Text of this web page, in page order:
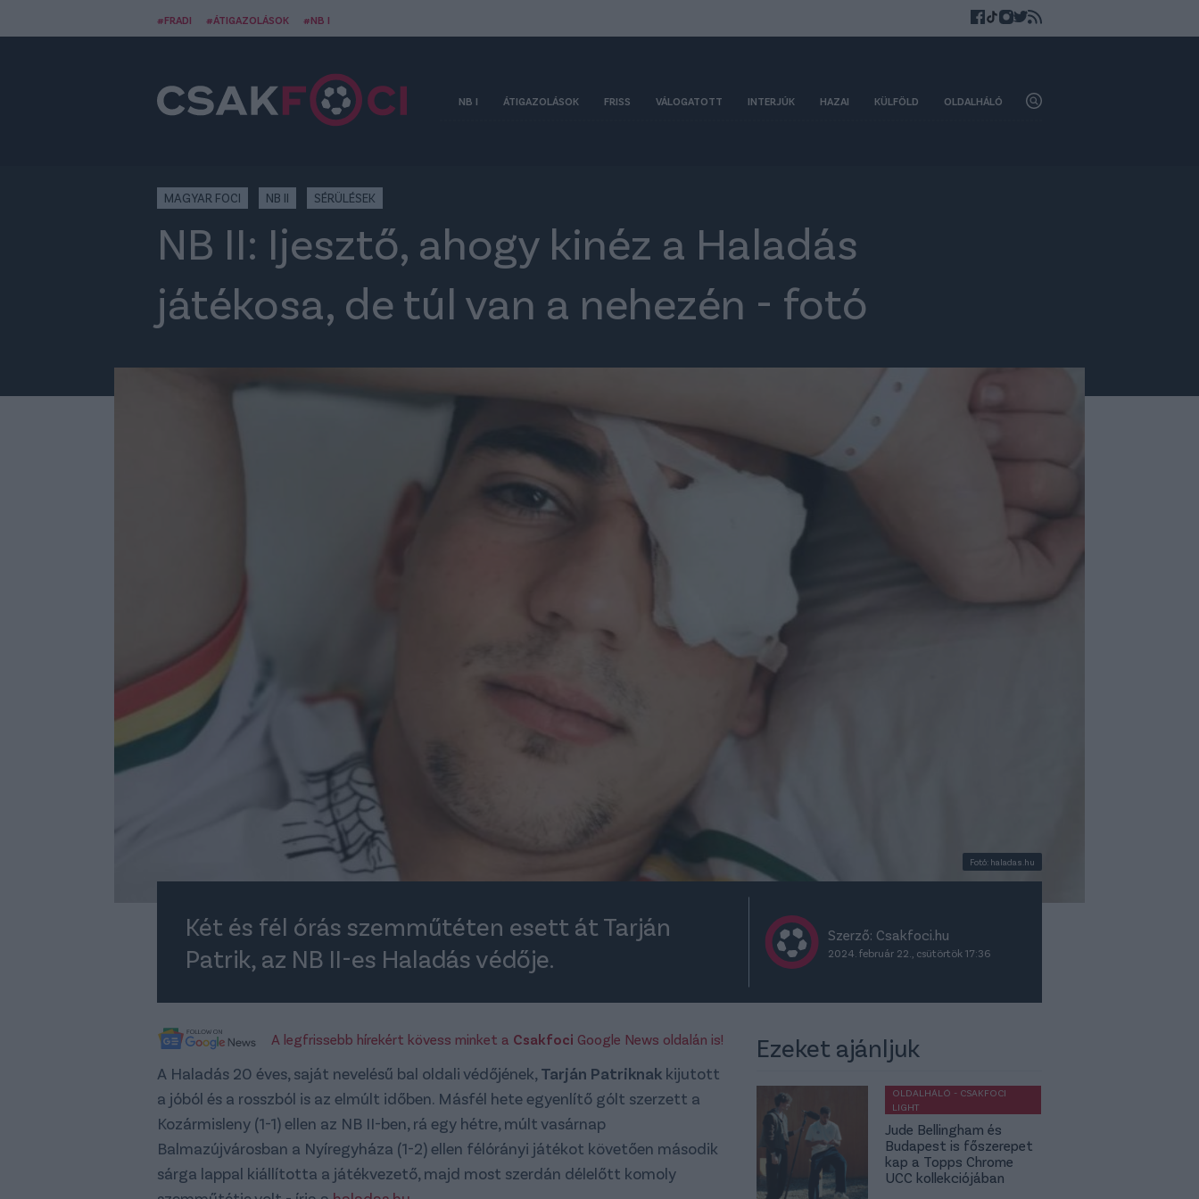
#FRADI #ÁTIGAZOLÁSOK #NB I
NB I ÁTIGAZOLÁSOK FRISS VÁLOGATOTT INTERJÚK HAZAI KÜLFÖLD OLDALHÁLÓ
MAGYAR FOCI NB II SÉRÜLÉSEK
NB II: Ijesztő, ahogy kinéz a Haladás
játékosa, de túl van a nehezén - fotó
Fotó: haladas.hu
Két és fél órás szemműtéten esett át Tarján
Patrik, az NB II-es Haladás védője.
Szerző: Csakfoci.hu
2024. február 22., csütörtök 17:36
A legfrissebb hírekért kövess minket a Csakfoci Google News oldalán is!
A Haladás 20 éves, saját nevelésű bal oldali védőjének, Tarján Patriknak kijutott
a jóból és a rosszból is az elmúlt időben. Másfél hete egyenlítő gólt szerzett a
Kozármisleny (1-1) ellen az NB II-ben, rá egy hétre, múlt vasárnap
Balmazújvárosban a Nyíregyháza (1-2) ellen félórányi játékot követően második
sárga lappal kiállította a játékvezető, majd most szerdán délelőtt komoly
Ezeket ajánljuk
OLDALHÁLÓ - CSAKFOCI
LIGHT
Jude Bellingham és
Budapest is főszerepet
kap a Topps Chrome
UCC kollekciójában